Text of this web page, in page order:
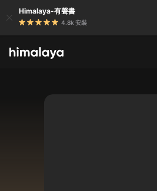
Himalaya-有聲書
4.8k 安裝